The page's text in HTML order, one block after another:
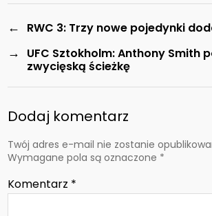
← RWC 3: Trzy nowe pojedynki
→
UFC Sztokholm: Anthony Smith
zwycięską ścieżkę
Dodaj komentarz
Twój adres e-mail nie zostanie
Wymagane pola są oznaczone *
Komentarz *